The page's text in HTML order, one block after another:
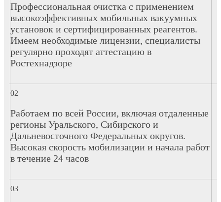
Профессиональная очистка с применением
высокоэффективных мобильных вакуумных
установок и сертифицированных реагентов.
Имеем необходимые лицензии, специалисты
регулярно проходят аттестацию в
Ростехнадзоре
Работаем по всей России, включая отдаленные
регионы Уральского, Сибирского и
Дальневосточного Федеральных округов.
Высокая скорость мобилизации и начала работ
в течение 24 часов